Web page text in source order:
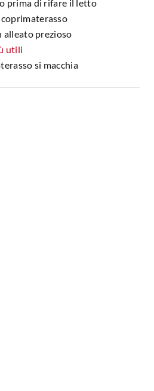
prima di rifare il letto
alleato prezioso
utili
si macchia